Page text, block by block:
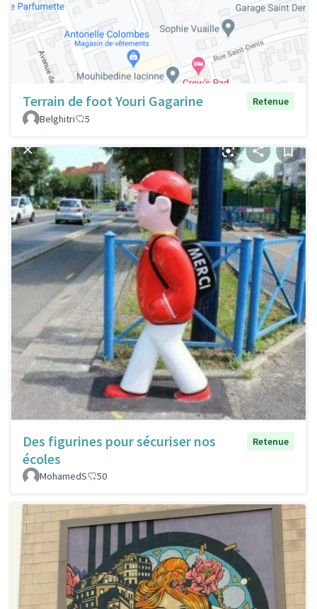
Terrain de foot Youri Gagarine
Retenue
Belghitri
5
Des figurines pour sécuriser nos
écoles
Retenue
MohamedS 50